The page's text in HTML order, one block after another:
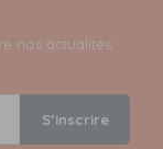
nos actualités
S’inscrire